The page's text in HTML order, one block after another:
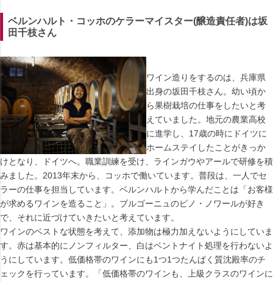
ベルンハルト・コッホのケラーマイスター(醸造責任者)は坂
田千枝さん
ワイン造りをするのは、兵庫県
出身の坂田千枝さん。幼い頃か
ら果樹栽培の仕事をしたいと考
えていました。地元の農業高校
に進学し、17歳の時にドイツに
ホームステイしたことがきっか
けとなり、ドイツへ。職業訓練を受け、ラインガウやアールで研修を積
みました。2013年末から、コッホで働いています。普段は、一人でセ
ラーの仕事を担当しています。ベルンハルトから学んだことは「お客様
が求めるワインを造ること」。ブルゴーニュのピノ・ノワールが好き
で、それに近づけていきたいと考えています。
ワインのベストな状態を考えて、添加物は極力加えないようにしていま
す。赤は基本的にノンフィルター、白はベントナイト処理を行わないよ
うにしています。低価格帯のワインにも1つ1つたんぱく質沈殿率のチ
ェックを行っています。「低価格帯のワインも、上級クラスのワインに